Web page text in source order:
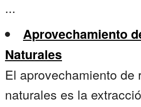
...
Aprovechamiento
Naturales
El aprovechamiento de
naturales es la